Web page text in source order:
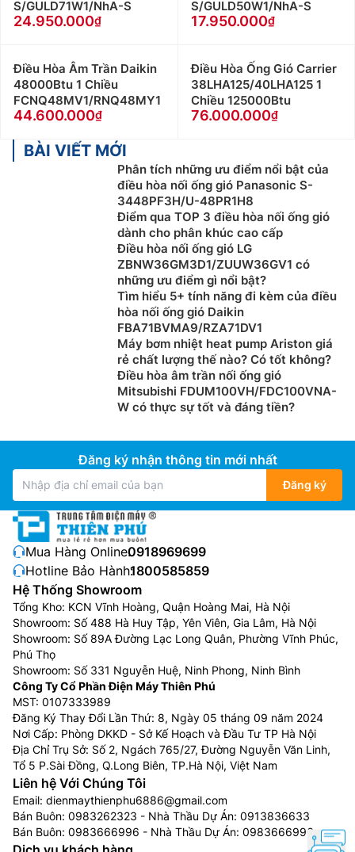
S/GULD71W1/NhA-S
24.950.000
S/GULD50W1/NhA-S
17.950.000
Điều Hòa Âm Trần Daikin
48000Btu 1 Chiều
FCNQ48MV1/RNQ48MY1
44.600.000
Điều Hòa Ống Gió Carrier
38LHA125/40LHA125 1
Chiều 125000Btu
76.000.000
BÀI VIẾT MỚI
Phân tích những ưu điểm nổi bật của
điều hòa nối ống gió Panasonic S-
3448PF3H/U-48PR1H8
Điểm qua TOP 3 điều hòa nối ống gió
dành cho phân khúc cao cấp
Điều hòa nối ống gió LG
ZBNW36GM3D1/ZUUW36GV1 có
những ưu điểm gì nổi bật?
Tìm hiểu 5+ tính năng đi kèm của điều
hòa nối ống gió Daikin
FBA71BVMA9/RZA71DV1
Máy bơm nhiệt heat pump Ariston giá
rẻ chất lượng thế nào? Có tốt không?
Điều hòa âm trần nối ống gió
Mitsubishi FDUM100VH/FDC100VNA-
W có thực sự tốt và đáng tiền?
Đăng ký nhận thông tin mới nhất
Đăng ký
Mua Hàng Online:0918969699
Hotline Bảo Hành:1800585859
Hệ Thống Showroom
Tổng Kho: KCN Vĩnh Hoàng, Quận Hoàng Mai, Hà Nội
Showroom: Số 488 Hà Huy Tập, Yên Viên, Gia Lâm, Hà Nội
Showroom: Số 89A Đường Lạc Long Quân, Phường Vĩnh Phúc,
Phú Thọ
Showroom: Số 331 Nguyễn Huệ, Ninh Phong, Ninh Bình
Công Ty Cổ Phần Điện Máy Thiên Phú
MST: 0107333989
Đăng Ký Thay Đổi Lần Thứ: 8, Ngày 05 tháng 09 năm 2024
Nơi Cấp: Phòng DKKD - Sở Kế Hoạch và Đầu Tư TP Hà Nội
Địa Chỉ Trụ Sở: Số 2, Ngách 765/27, Đường Nguyễn Văn Linh,
Tổ 5 P.Sài Đồng, Q.Long Biên, TP.Hà Nội, Việt Nam
Liên hệ Với Chúng Tôi
Email: dienmaythienphu6886@gmail.com
Bán Buôn: 0983262323 - Nhà Thầu Dự Án: 0913836633
Bán Buôn: 0983666996 - Nhà Thầu Dự Án: 0983666996